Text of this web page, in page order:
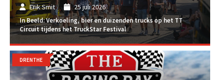
Erik Smit 25 juli 2026
In Beeld: Verkoeling, bier en duizenden trucks op het TT
Circuit tijdens het TruckStar Festival
DRENTHE